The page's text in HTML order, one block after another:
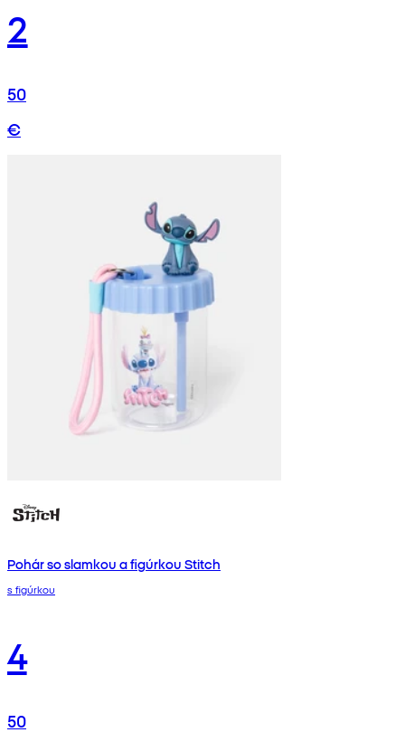
2
50
€
Pohár so slamkou a figúrkou Stitch
s figúrkou
4
50